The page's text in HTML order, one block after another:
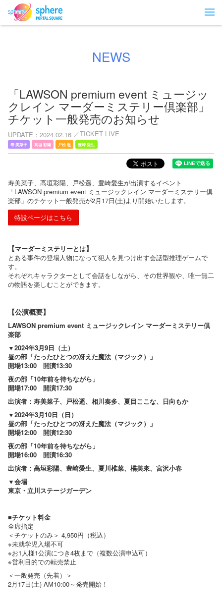
NEWS
「LAWSON premium event ミュージッ
クレイン マーダーミステリー倶楽部」
チケット一般発売のお知らせ
UPDATE 2024.02.16 TICKET LIVE
寿 美菜子 高垣 彩陽 戸松 遥 豊崎 愛生
寿美菜子、高垣彩陽、戸松遥、豊崎愛生が出演するイベント
「LAWSON premium event ミュージックレイン マーダーミステリー倶
楽部」のチケット一般発売が2月17日(土)より開始いたします。
特設ページはこちら
【マーダーミステリーとは​】
とある事件の登場人物になって犯人を見つけ出す会話型推理ゲームで
す。
それぞれキャラクターとして会話をしながら、その世界観や、唯一無二
の物語を楽しむことができます。
【公演概要】
LAWSON premium event ミュージックレイン マーダーミステリー倶
楽部
▼2024年3月9日（土）
昼の部「たったひとつの冴えた魔法（マジック）」
開場13:00 開演13:30
夜の部「10年前を待ちながら」
開場17:00 開演17:30
出演者：寿美菜子、戸松遥、相川奏多、夏目ここな、日向もか
▼2024年3月10日（日）
昼の部「たったひとつの冴えた魔法（マジック）」
開場12:00 開演12:30
夜の部「10年前を待ちながら」
開場16:00 開演16:30
出演者：高垣彩陽、豊崎愛生、夏川椎菜、橘美來、宮沢小春
▼会場
東京・立川ステージガーデン
■チケット料金
全席指定
＜チケットのみ＞ 4,950円（税込）
※未就学児入場不可
※お1人様1公演につき4枚まで（複数公演申込可）
※営利目的での転売禁止
＜一般発売（先着）＞
2月17日(土) AM10:00～発売開始！